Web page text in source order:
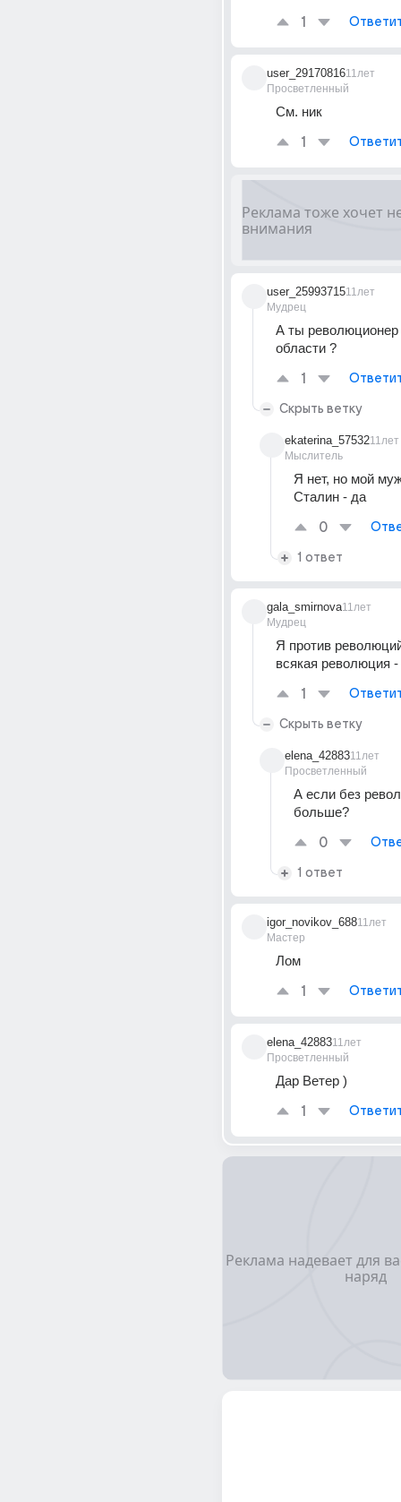
1
user_29170816
Просветленный
11лет
См. ник
1
user_25993715
Мудрец
11лет
А ты революционер
области ?
1
Скрыть ветку
ekaterina_57532
Мыслитель
11лет
Я нет, но мой
Сталин - да
0
1 ответ
gala_smirnova
Мудрец
11лет
Я против
всякая революция -
1
Скрыть ветку
elena_42883
Просветленный
11лет
А если без
больше?
0
1 ответ
igor_novikov_688
Мастер
11лет
Лом
1
elena_42883
Просветленный
11лет
Дар Ветер )
1